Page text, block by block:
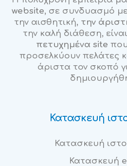
website, σε συνδυασμό
την αισθητική, την
την καλή διάθεση,
πετυχημένα site
προσελκύουν πελάτες
άριστα τον σκοπό
Κατασκευή
Κατασκευή
Κατασκευή